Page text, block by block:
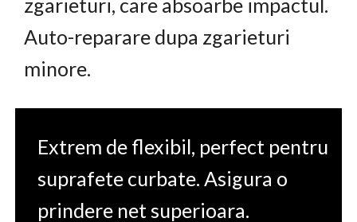
Auto-reparare dupa zgarieturi
minore.
Extrem de flexibil, perfect pentru
suprafete curbate. Asigura o
prindere net superioara.